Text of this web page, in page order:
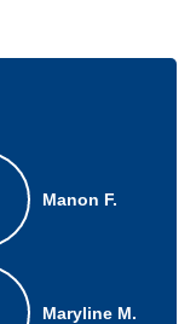
Manon F.
Maryline M.